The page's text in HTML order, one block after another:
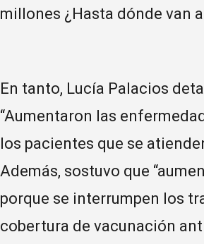
millones ¿Hasta dónde van
En tanto, Lucía Palacios
“Aumentaron las
los pacientes que se
Además, sostuvo que
porque se interrumpen los
cobertura de vacunación